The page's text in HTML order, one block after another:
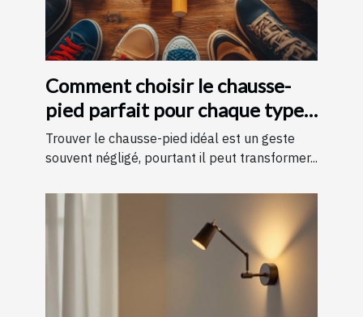
Comment choisir le chausse-
pied parfait pour chaque type
de chaussure
Trouver le chausse-pied idéal est un geste
souvent négligé, pourtant il peut transformer...